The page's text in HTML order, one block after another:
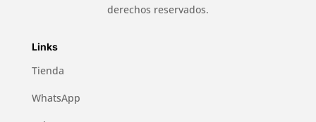
derechos reservados.
Links
Tienda
WhatsApp